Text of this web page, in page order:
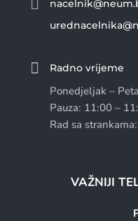

 Radno vrijeme
Ponedjeljak –
Pauza: 11:00 –
Rad sa
VAŽNIJI